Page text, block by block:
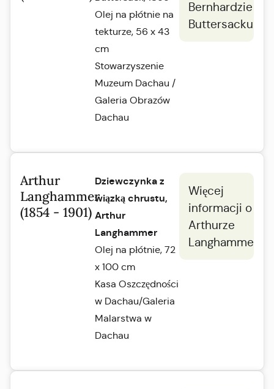
Olej na płótnie na
tekturze, 56 x 43
cm
Stowarzyszenie
Muzeum Dachau /
Galeria Obrazów
Dachau
Bernhardzie
Buttersacku
Arthur
Langhammer
(1854 - 1901)
Dziewczynka z
wiązką chrustu,
Arthur
Langhammer
Olej na płótnie, 72
x 100 cm
Kasa Oszczędności
w Dachau/Galeria
Malarstwa w
Dachau
Więcej
informacji o
Arthurze
Langhammerze